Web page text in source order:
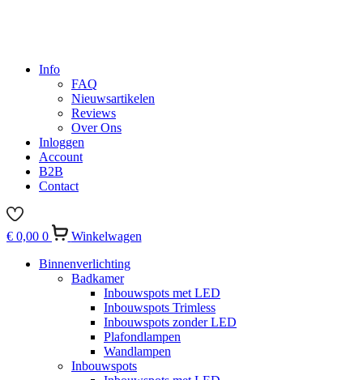
Info
FAQ
Nieuwsartikelen
Reviews
Over Ons
Inloggen
Account
B2B
Contact
€ 0,00 0
Winkelwagen
Binnenverlichting
Badkamer
Inbouwspots met LED
Inbouwspots Trimless
Inbouwspots zonder LED
Plafondlampen
Wandlampen
Inbouwspots